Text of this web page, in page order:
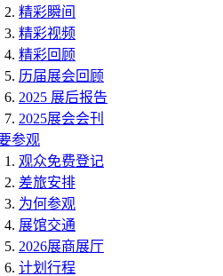
精彩瞬间
精彩视频
精彩回顾
历届展会回顾
2025 展后报告
2025展会会刊
参观
观众免费登记
差旅安排
为何参观
展馆交通
2026展商展厅
计划行程